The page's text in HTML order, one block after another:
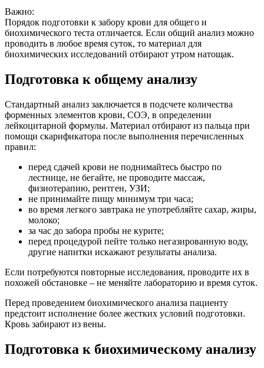
Важно:
Порядок подготовки к забору крови для общего и
биохимического теста отличается. Если общий анализ можно
проводить в любое время суток, то материал для
биохимических исследований отбирают утром натощак.
Подготовка к общему анализу
Стандартный анализ заключается в подсчете количества
форменных элементов крови, СОЭ, в определении
лейкоцитарной формулы. Материал отбирают из пальца при
помощи скарификатора после выполнения перечисленных
правил:
перед сдачей крови не поднимайтесь быстро по
лестнице, не бегайте, не проводите массаж,
физиотерапию, рентген, УЗИ;
не принимайте пищу минимум три часа;
во время легкого завтрака не употребляйте сахар, жиры,
молоко;
за час до забора пробы не курите;
перед процедурой пейте только негазированную воду,
другие напитки искажают результаты анализа.
Если потребуются повторные исследования, проводите их в
похожей обстановке – не меняйте лабораторию и время суток.
Перед проведением биохимического анализа пациенту
предстоит исполнение более жестких условий подготовки.
Кровь забирают из вены.
Подготовка к биохимическому анализу